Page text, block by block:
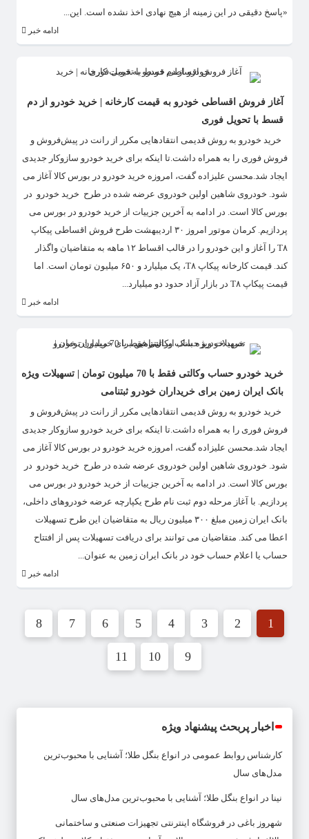
«پاسخ دقیقی در این زمینه از هیچ نهادی اخذ نشده است. این...
ادامه خبر
آغاز فروش اقساطی خودرو به قیمت کارخانه | خرید خودرو از دم
قسط با تحویل فوری
​ خرید خودرو به روش قدیمی انتقادهایی مکرر از رانت در پیش‌فروش و
فروش فوری را به همراه داشت.تا اینکه برای خرید خودرو سازوکار جدیدی
ایجاد شد.محسن علیزاده گفت، امروزه خرید خودرو در بورس کالا آغاز می
شود. خودروی شاهین اولین خودروی عرضه شده در طرح خرید خودرو در
بورس کالا است. در ادامه به آخرین جزییات از خرید خودرو در بورس می
پردازیم. کرمان موتور امروز ۳۰ اردیبهشت طرح فروش اقساطی پیکاپ
T۸ را آغاز و این خودرو را در قالب اقساط ۱۲ ماهه‌ به متقاضیان واگذار
کند. قیمت کارخانه پیکاپ T۸، یک میلیارد و ۶۵۰ میلیون تومان است. اما
قیمت ‌پیکاپ T۸ در بازار آزاد حدود دو میلیارد...
ادامه خبر
خرید خودرو حساب وکالتی فقط با 70 میلیون تومان | تسهیلات ویژه
بانک ایران زمین برای خریداران خودرو ثبتنامی
​ خرید خودرو به روش قدیمی انتقادهایی مکرر از رانت در پیش‌فروش و
فروش فوری را به همراه داشت.تا اینکه برای خرید خودرو سازوکار جدیدی
ایجاد شد.محسن علیزاده گفت، امروزه خرید خودرو در بورس کالا آغاز می
شود. خودروی شاهین اولین خودروی عرضه شده در طرح خرید خودرو در
بورس کالا است. در ادامه به آخرین جزییات از خرید خودرو در بورس می
پردازیم. با آغاز مرحله دوم ثبت نام طرح یکپارچه عرضه خودروهای داخلی،
بانک ایران زمین مبلغ ۳۰۰ میلیون ریال به متقاضیان این طرح تسهیلات
اعطا می کند. متقاضیان می توانند برای دریافت تسهیلات پس از افتتاح
حساب یا اعلام حساب خود در بانک ایران زمین به عنوان...
ادامه خبر
1
2
3
4
5
6
7
8
9
10
11
اخبار پربحث پیشنهاد ویژه
کارشناس روابط عمومی در
انواع بنگل طلا؛ آشنایی با محبوب‌ترین
مدل‌های سال
نینا در انواع بنگل طلا؛ آشنایی با محبوب‌ترین مدل‌های سال
شهروز باغی در فروشگاه اینترنتی تجهیزات صنعتی و ساختمانی